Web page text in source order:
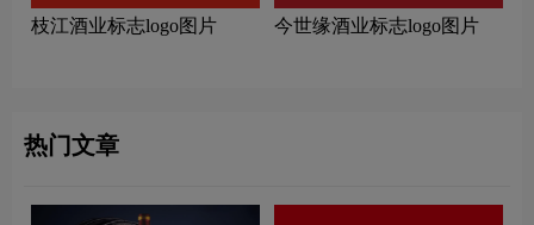
枝江酒业标志logo图片 今世缘酒业标志logo图片
热门文章